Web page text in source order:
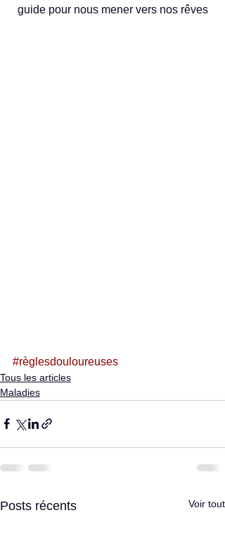
guide pour nous mener vers nos rêves
#règlesdouloureuses
Tous les articles
Maladies
Posts récents Voir tout